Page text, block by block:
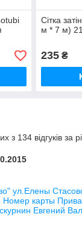
Сітка
м * 7 м)
235₴
з 134 відгуків за
ул.Елены
карты
Евгений